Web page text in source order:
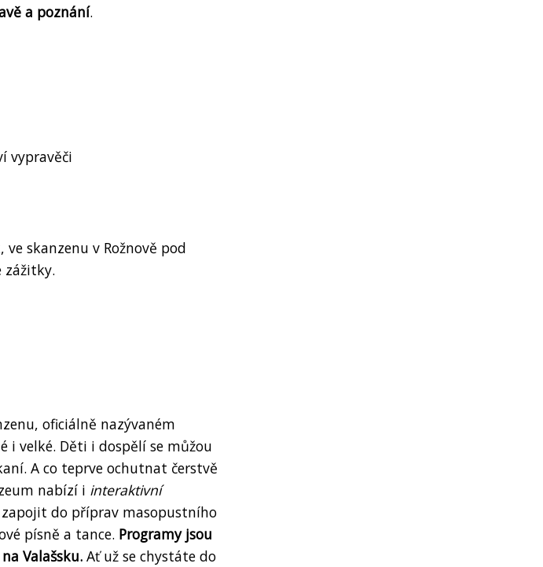
a poznání.
vypravěči
skanzenu v Rožnově pod
zážitky.
oficiálně nazývaném
i velké. Děti i dospělí se můžou
A co teprve ochutnat čerstvě
nabízí i interaktivní
do příprav masopustního
písně a tance. Programy jsou
Valašsku. Ať už se chystáte do